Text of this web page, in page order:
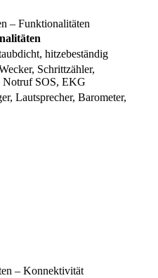
– Funktionalitäten
hitzebeständig
Schrittzähler,
Notruf SOS, EKG
Lautsprecher, Barometer,
– Konnektivität